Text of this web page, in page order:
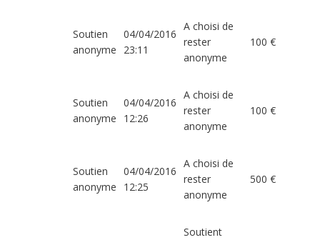
Soutien
anonyme
04/04/2016
23:11
A choisi de
rester
anonyme
100 €
Soutien
anonyme
04/04/2016
12:26
A choisi de
rester
anonyme
100 €
Soutien
anonyme
04/04/2016
12:25
A choisi de
rester
anonyme
500 €
Soutient